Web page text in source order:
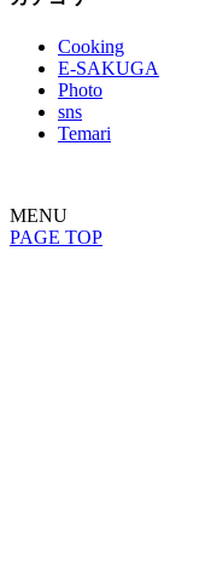
Cooking
E-SAKUGA
Photo
sns
Temari
MENU
PAGE TOP